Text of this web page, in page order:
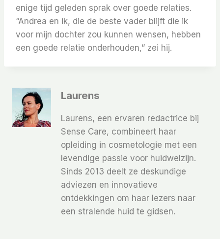
enige tijd geleden sprak over goede relaties.
“Andrea en ik, die de beste vader blijft die ik
voor mijn dochter zou kunnen wensen, hebben
een goede relatie onderhouden,” zei hij.
Laurens
Laurens, een ervaren redactrice bij
Sense Care, combineert haar
opleiding in cosmetologie met een
levendige passie voor huidwelzijn.
Sinds 2013 deelt ze deskundige
adviezen en innovatieve
ontdekkingen om haar lezers naar
een stralende huid te gidsen.